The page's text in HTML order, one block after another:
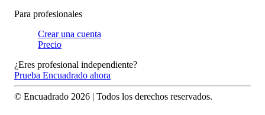
Para profesionales
Crear una cuenta
Precio
¿Eres profesional independiente?
Prueba Encuadrado ahora
© Encuadrado 2026 | Todos los derechos reservados.